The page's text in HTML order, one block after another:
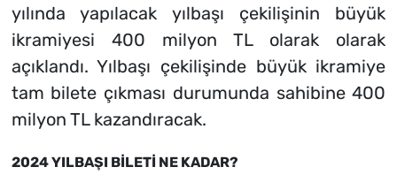
yılında yapılacak yılbaşı çekilişinin büyük
ikramiyesi 400 milyon TL olarak olarak
açıklandı. Yılbaşı çekilişinde büyük ikramiye
tam bilete çıkması durumunda sahibine 400
milyon TL kazandıracak.
2024 YILBAŞI BİLETİ NE KADAR?